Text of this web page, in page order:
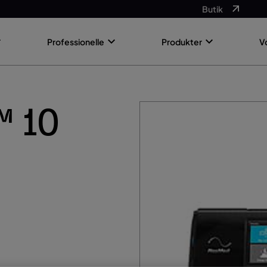
Butik
Professionelle Produkter
10